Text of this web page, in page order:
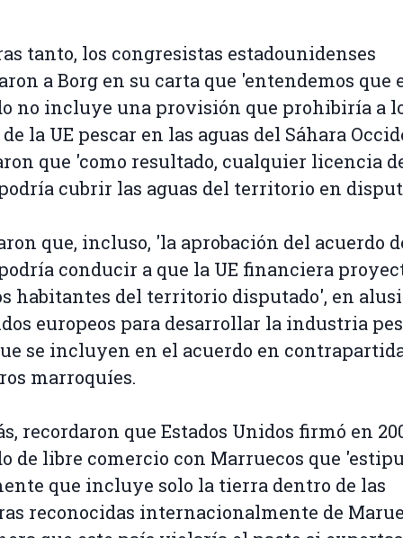
tanto, los congresistas estadounidenses
a Borg en su carta que 'entendemos que
no incluye una provisión que prohibiría a
la UE pescar en las aguas del Sáhara
que 'como resultado, cualquier licencia
cubrir las aguas del territorio en
que, incluso, 'la aprobación del acuerdo
conducir a que la UE financiera
habitantes del territorio disputado', en
europeos para desarrollar la industria
se incluyen en el acuerdo en
marroquíes.
recordaron que Estados Unidos firmó en
de libre comercio con Marruecos que
que incluye solo la tierra dentro de las
reconocidas internacionalmente de